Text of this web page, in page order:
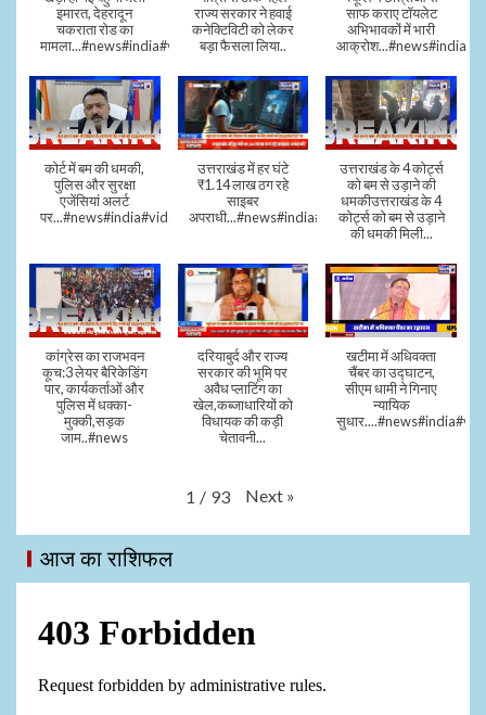
इमारत, देहरादून
चकराता रोड का
मामला...#news#india#video
राज्य सरकार ने हवाई
कनेक्टिविटी को लेकर
बड़ा फैसला लिया..
साफ कराए टॉयलेट
अभिभावकों में भारी
आक्रोश...#news#india
कोर्ट में बम की धमकी,
पुलिस और सुरक्षा
एजेंसियां अलर्ट
पर...#news#india#video#viral
उत्तराखंड में हर घंटे
₹1.14 लाख ठग रहे
साइबर
अपराधी...#news#india#video#viral
उत्तराखंड के 4 कोर्ट्स
को बम से उड़ाने की
धमकीउत्तराखंड के 4
कोर्ट्स को बम से उड़ाने
की धमकी मिली...
कांग्रेस का राजभवन
कूच:3 लेयर बैरिकेडिंग
पार, कार्यकर्ताओं और
पुलिस में धक्का-
मुक्की,सड़क
जाम..#news
दरियाबुर्द और राज्य
सरकार की भूमि पर
अवैध प्लाटिंग का
खेल,कब्जाधारियों को
विधायक की कड़ी
चेतावनी...
खटीमा में अधिवक्ता
चैंबर का उद्घाटन,
सीएम धामी ने गिनाए
न्यायिक
1 / 93 Next »
आज का राशिफल